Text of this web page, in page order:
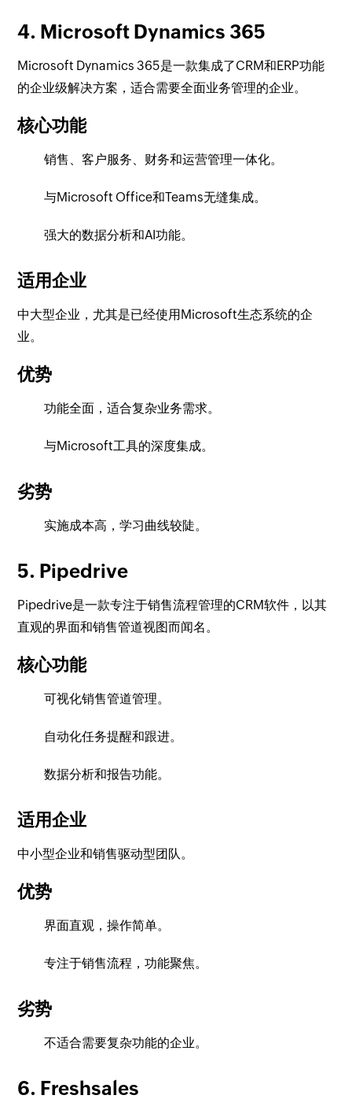
4. Microsoft Dynamics 365
Microsoft Dynamics 365是一款集成了CRM和ERP功能
的企业级解决方案，适合需要全面业务管理的企业。
核心功能
销售、客户服务、财务和运营管理一体化。
与Microsoft Office和Teams无缝集成。
强大的数据分析和AI功能。
适用企业
中大型企业，尤其是已经使用Microsoft生态系统的企
业。
优势
功能全面，适合复杂业务需求。
与Microsoft工具的深度集成。
劣势
实施成本高，学习曲线较陡。
5. Pipedrive
Pipedrive是一款专注于销售流程管理的CRM软件，以其
直观的界面和销售管道视图而闻名。
核心功能
可视化销售管道管理。
自动化任务提醒和跟进。
数据分析和报告功能。
适用企业
中小型企业和销售驱动型团队。
优势
界面直观，操作简单。
专注于销售流程，功能聚焦。
劣势
不适合需要复杂功能的企业。
6. Freshsales